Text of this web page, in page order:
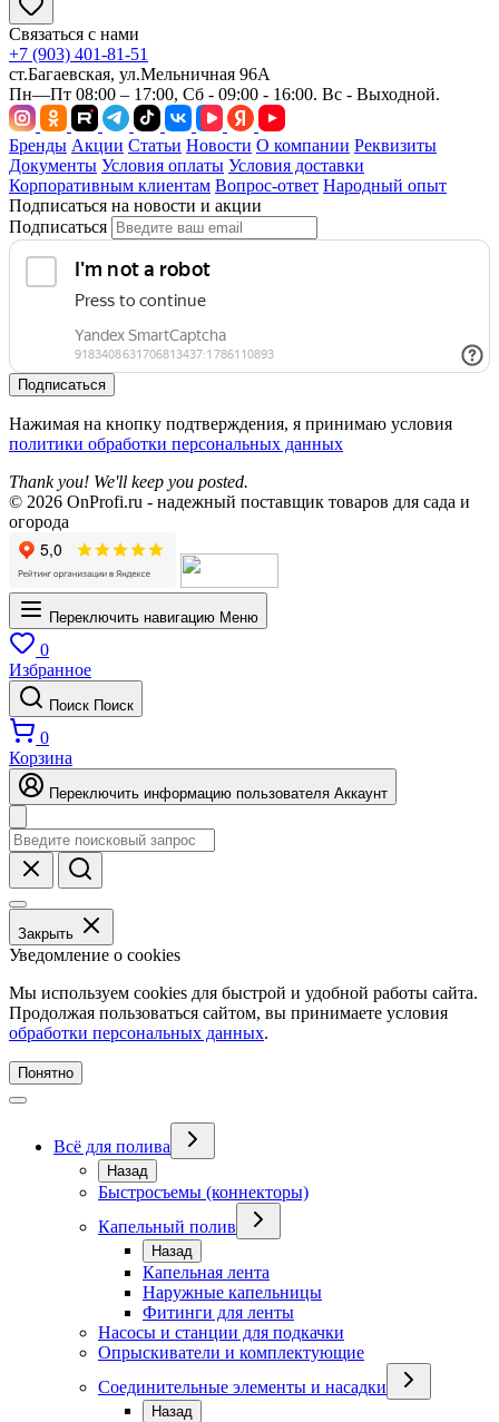
Связаться с нами
+7 (903) 401-81-51
ст.Багаевская, ул.Мельничная 96А
Пн—Пт 08:00 – 17:00, Сб - 09:00 - 16:00. Вс - Выходной.
Бренды Акции Статьи Новости О компании Реквизиты
Документы Условия оплаты Условия доставки
Корпоративным клиентам Вопрос-ответ Народный опыт
Подписаться на новости и акции
Подписаться
Подписаться
Нажимая на кнопку подтверждения, я принимаю условия
политики обработки персональных данных
Thank you! We'll keep you posted.
© 2026 OnProfi.ru - надежный поставщик товаров для сада и
огорода
Переключить навигацию Меню
0
Избранное
Поиск Поиск
0
Корзина
Переключить информацию пользователя Аккаунт
Закрыть
Уведомление о cookies
Мы используем cookies для быстрой и удобной работы сайта.
Продолжая пользоваться сайтом, вы принимаете условия
обработки персональных данных.
Понятно
Всё для полива
Назад
Быстросъемы (коннекторы)
Капельный полив
Назад
Капельная лента
Наружные капельницы
Фитинги для ленты
Насосы и станции для подкачки
Опрыскиватели и комплектующие
Соединительные элементы и насадки
Назад